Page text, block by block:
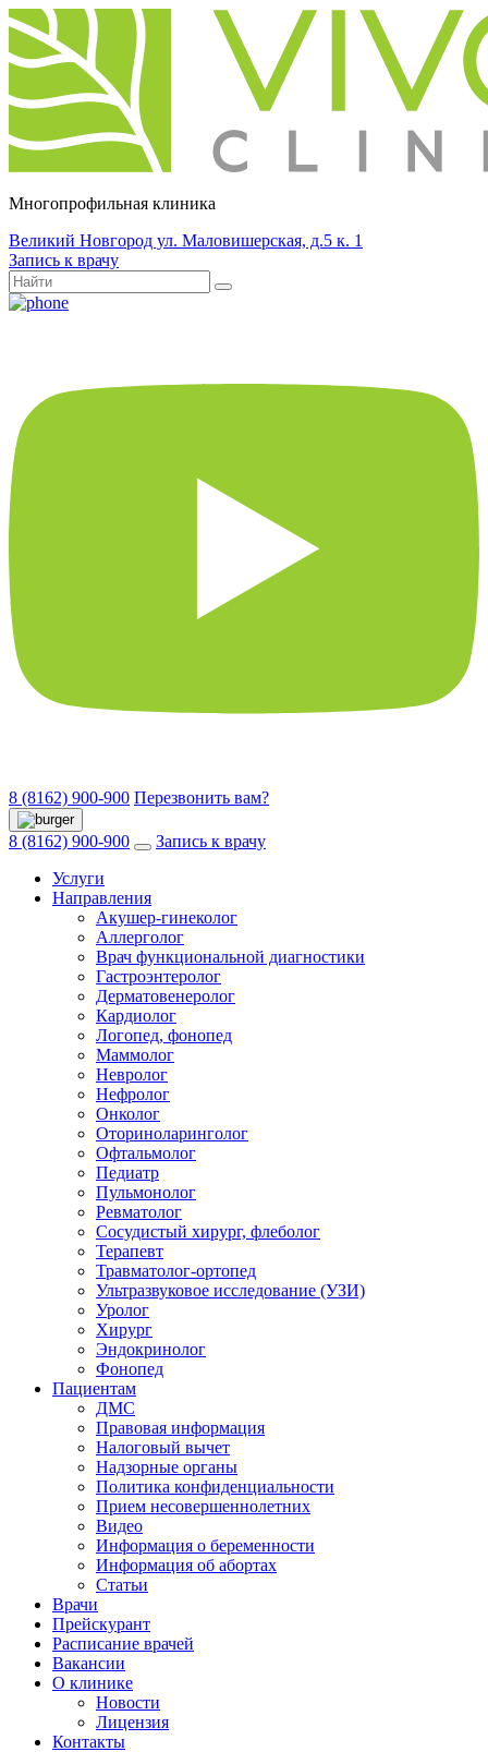
Многопрофильная клиника
Великий Новгород ул. Маловишерская, д.5 к. 1
Запись к врачу
8 (8162) 900-900 Перезвонить вам?
8 (8162) 900-900
Запись к врачу
Услуги
Направления
Акушер-гинеколог
Аллерголог
Врач функциональной диагностики
Гастроэнтеролог
Дерматовенеролог
Кардиолог
Логопед, фонопед
Маммолог
Невролог
Нефролог
Онколог
Оториноларинголог
Офтальмолог
Педиатр
Пульмонолог
Ревматолог
Сосудистый хирург, флеболог
Терапевт
Травматолог-ортопед
Ультразвуковое исследование (УЗИ)
Уролог
Хирург
Эндокринолог
Фонопед
Пациентам
ДМС
Правовая информация
Налоговый вычет
Надзорные органы
Политика конфиденциальности
Прием несовершеннолетних
Видео
Информация о беременности
Информация об абортах
Статьи
Врачи
Прейскурант
Расписание врачей
Вакансии
О клинике
Новости
Лицензия
Контакты